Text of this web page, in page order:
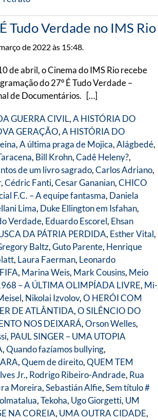
Tudo Verdade no IMS Rio
de 2022 às 15:48.
de abril, o Cinema do IMS Rio recebe
do 27º É Tudo Verdade –
de Documentários. […]
GUERRA CIVIL,A HISTÓRIA DO
GERAÇÃO,A HISTÓRIA DO
,A última praga de Mojica,Alágbedé,
, Bill Krohn,Cadê Heleny?,
de um livro sagrado,Carlos Adriano,
,Cédric Fanti,Cesar Gananian,CHICO
F.C. – A equipe fantasma, Daniela
Lima, Duke Ellington em Isfahan,
Verdade, Eduardo Escorel, Ehsan
DA PÁTRIA PERDIDA, Esther Vital,
Baltz,Guto Parente, Henrique
, Laura Faerman, Leonardo
, Marina Weis, Mark Cousins, Meio
– A ÚLTIMA OLIMPÍADA LIVRE, Mi-
, Nikolai Izvolov,O HERÓI COM
DE ATLÂNTIDA,O SILÊNCIO DO
NOS DEIXARÁ,Orson Welles,
, PAUL SINGER – UMA UTOPIA
,Quando fazíamos bullying,
,Quem de direito,QUEM TEM
Jr., Rodrigo Ribeiro-Andrade, Rua
Moreira,Sebastián Alfie,Sem título #
,Tekoha, Ugo Giorgetti, UM
NA COREIA, UMA OUTRA CIDADE,